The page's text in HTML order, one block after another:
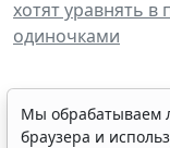
хотят уравнять в
одиночками
Мы обрабатываем
браузера и